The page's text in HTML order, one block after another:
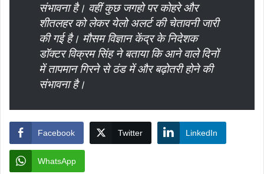
संभावना है। वहीं कुछ जगहो पर कोहरे और
शीतलहर को लेकर येलो अलर्ट की चेतावनी जारी
की गई है। मौसम विज्ञान केंद्र के निदेशक
डॉक्टर विक्रम सिंह ने बताया कि आने वाले दिनों
में तापमान गिरने से ठंड में और बढ़ोतरी होने की
संभावना है।
Facebook Twitter LinkedIn
WhatsApp